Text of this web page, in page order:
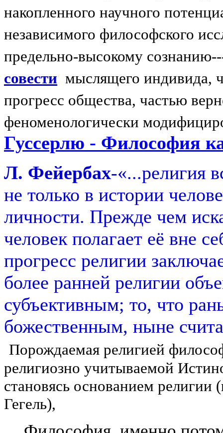
накопленного научного
независимого философского
предельно-высокому
совести мыслящего индивида,
прогресс общества, частью
феноменологически
Гуссерлю - Философия
Л. Фейербах-«...религия
не только в истории
личности. Прежде чем
человек полагает её вне
прогресс религии
более ранней религии
субъективным; то, что
божественным, ныне
Порождаемая религией
религиозно учитываемой
становясь основанием религии
Гегель),